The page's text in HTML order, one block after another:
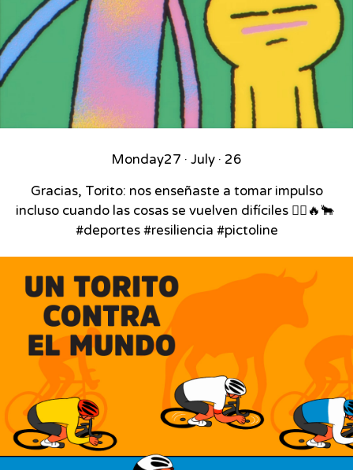
Monday27 · July · 26
Gracias, Torito: nos enseñaste a tomar impulso
incluso cuando las cosas se vuelven difíciles 🚴‍♂️🔥🐂⁣ ⁣
#deportes #resiliencia #pictoline